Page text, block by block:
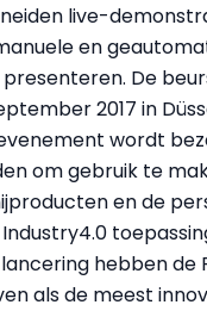
live-
en
De
2017 in
wordt
om gebruik te
en de
hebben
als de meest